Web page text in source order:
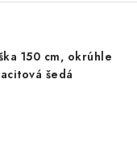
150 cm, okrúhle
šedá